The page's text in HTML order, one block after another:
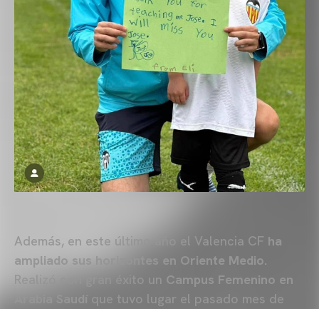
Además, en este último año el Valencia CF ha
ampliado sus horizontes en Oriente Medio.
Realizó con gran éxito un Campus Femenino en
que tuvo lugar el pasado mes de